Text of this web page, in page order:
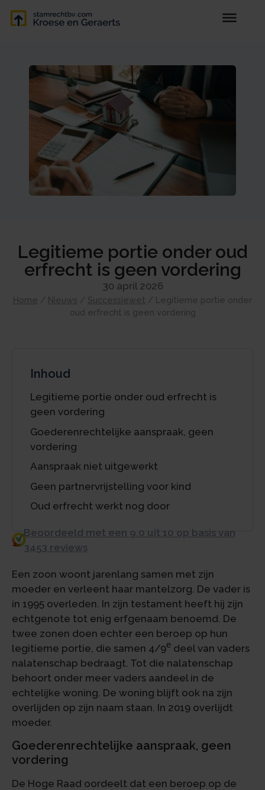
Legitieme portie onder oud
erfrecht is geen vordering
30 april 2026
Home / Nieuws / Successiewet / Legitieme portie onder
oud erfrecht is geen vordering
Inhoud
Legitieme portie onder oud erfrecht is
geen vordering
Goederenrechtelijke aanspraak, geen
vordering
Aanspraak niet uitgewerkt
Geen partnervrijstelling voor kind
Oud erfrecht werkt nog door
Beoordeeld met een 9.0 uit 10 op basis van
3453 reviews
Een zoon woont jarenlang samen met zijn
moeder en verleent haar mantelzorg. De vader is
in 1995 overleden. In zijn testament heeft hij zijn
echtgenote tot enig erfgenaam benoemd. De
twee zonen doen echter een beroep op hun
legitieme portie, die samen 4/9e deel van vaders
nalatenschap bedraagt. Tot die nalatenschap
behoort onder meer vaders aandeel in de
echtelijke woning. De woning blijft ook na zijn
overlijden op zijn naam staan. In 2019 overlijdt
moeder.
Goederenrechtelijke aanspraak, geen
vordering
De Hoge Raad oordeelt dat een beroep op de